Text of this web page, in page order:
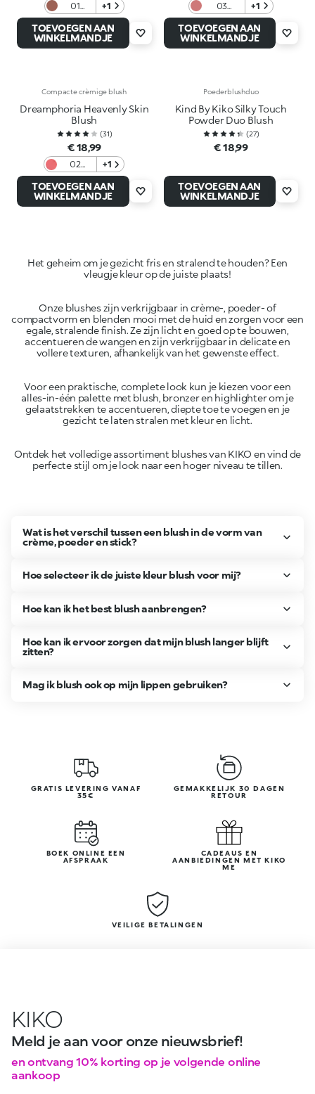
01
Dough
Not
Disturb
+1
TOEVOEGEN AAN
WINKELMANDJE
03
Timeless
Mauve
+1
TOEVOEGEN AAN
WINKELMANDJE
Compacte crèmige blush
Dreamphoria Heavenly Skin
Blush
(31)
€ 18,99
02
Cosmic
Coral
+1
TOEVOEGEN AAN
WINKELMANDJE
Poederblushduo
Kind By Kiko Silky Touch
Powder Duo Blush
(27)
€ 18,99
TOEVOEGEN AAN
WINKELMANDJE
Het geheim om je gezicht fris en stralend te houden? Een
Onze blushes zijn verkrijgbaar in crème-, poeder- of
compactvorm en blenden mooi met de huid en zorgen voor een
egale, stralende finish. Ze zijn licht en goed op te bouwen,
accentueren de wangen en zijn verkrijgbaar in delicate en
Voor een praktische, complete look kun je kiezen voor een
alles-in-één palette met blush, bronzer en highlighter om je
gelaatstrekken te accentueren, diepte toe te voegen en je
Ontdek het volledige assortiment blushes van KIKO en vind de
perfecte stijl om je look naar een hoger niveau te tillen.
Wat is het verschil tussen een blush in de vorm van
crème, poeder en stick?
Hoe selecteer ik de juiste kleur blush voor mij?
Hoe kan ik het best blush aanbrengen?
Hoe kan ik ervoor zorgen dat mijn blush langer blijft
zitten?
Mag ik blush ook op mijn lippen gebruiken?
GRATIS LEVERING VANAF
35€
GEMAKKELIJK 30 DAGEN
RETOUR
BOEK ONLINE EEN
AFSPRAAK
CADEAUS EN
AANBIEDINGEN MET KIKO
ME
VEILIGE BETALINGEN
KIKO
Meld je aan voor onze nieuwsbrief!
en ontvang 10% korting op je volgende online
aankoop